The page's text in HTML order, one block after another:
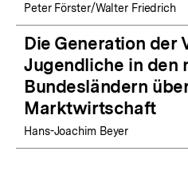
Peter Förster/Walter Friedrich
Die Generation der
Jugendliche in den
Bundesländern
Marktwirtschaft
Hans-Joachim Beyer